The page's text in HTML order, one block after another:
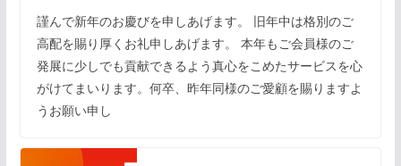
謹んで新年のお慶びを申しあげます。 旧年中は格別のご
高配を賜り厚くお礼申しあげます。 本年もご会員様のご
発展に少しでも貢献できるよう真心をこめたサービスを心
がけてまいります。何卒、昨年同様のご愛顧を賜りますよ
うお願い申し